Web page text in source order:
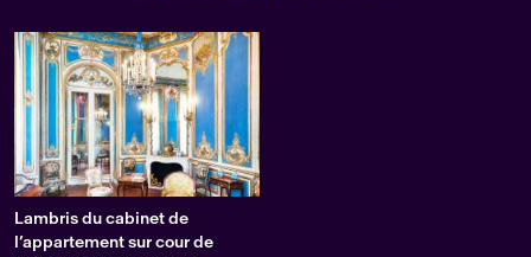
Lambris du cabinet de
l’appartement sur cour de